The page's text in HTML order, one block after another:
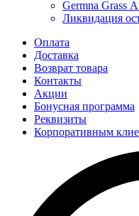
Germna Grass
Ликвидация
Оплата
Доставка
Возврат товара
Контакты
Акции
Бонусная программа
Реквизиты
Корпоративным